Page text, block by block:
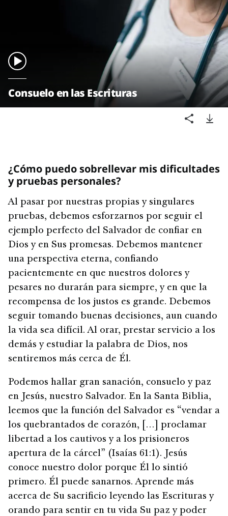
Consuelo en las Escrituras
¿Cómo puedo sobrellevar mis dificultades
y pruebas personales?
Al pasar por nuestras propias y singulares
pruebas, debemos esforzarnos por seguir el
ejemplo perfecto del Salvador de confiar en
Dios y en Sus promesas. Debemos mantener
una perspectiva eterna, confiando
pacientemente en que nuestros dolores y
pesares no durarán para siempre, y en que la
recompensa de los justos es grande. Debemos
seguir tomando buenas decisiones, aun cuando
la vida sea difícil. Al orar, prestar servicio a los
demás y estudiar la palabra de Dios, nos
sentiremos más cerca de Él.
Podemos hallar gran sanación, consuelo y paz
en Jesús, nuestro Salvador. En la Santa Biblia,
leemos que la función del Salvador es “vendar a
los quebrantados de corazón, […] proclamar
libertad a los cautivos y a los prisioneros
apertura de la cárcel” (Isaías 61:1). Jesús
conoce nuestro dolor porque Él lo sintió
primero. Él puede sanarnos. Aprende más
acerca de Su sacrificio leyendo las Escrituras y
orando para sentir en tu vida Su paz y poder